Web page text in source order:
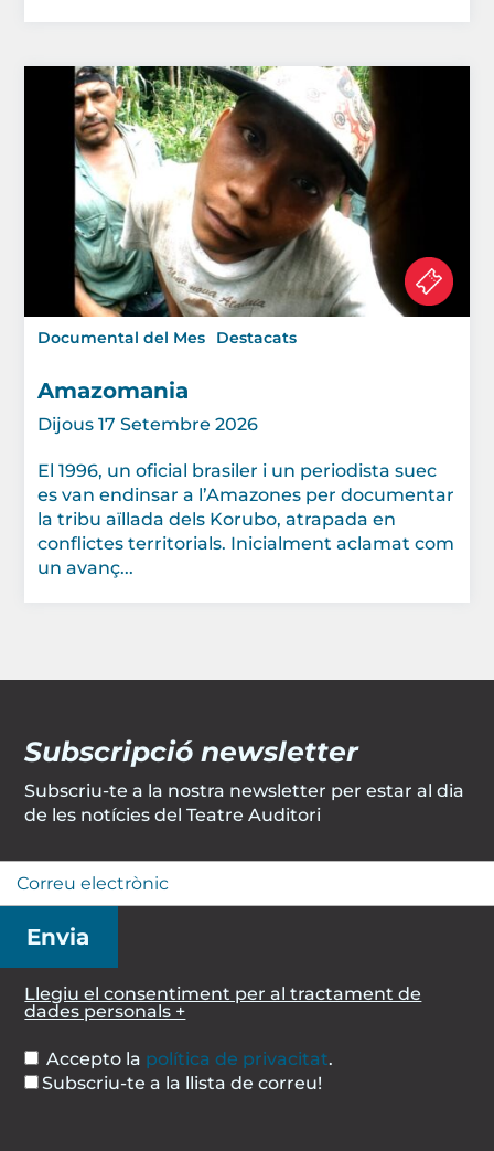
Documental del Mes Destacats
Amazomania
Dijous 17 Setembre 2026
El 1996, un oficial brasiler i un periodista suec
es van endinsar a l’Amazones per documentar
la tribu aïllada dels Korubo, atrapada en
conflictes territorials. Inicialment aclamat com
un avanç...
Subscripció newsletter
Subscriu-te a la nostra newsletter per estar al dia
de les notícies del Teatre Auditori
Llegiu el consentiment per al tractament de
dades personals +
Accepto la política de privacitat.
Subscriu-te a la llista de correu!